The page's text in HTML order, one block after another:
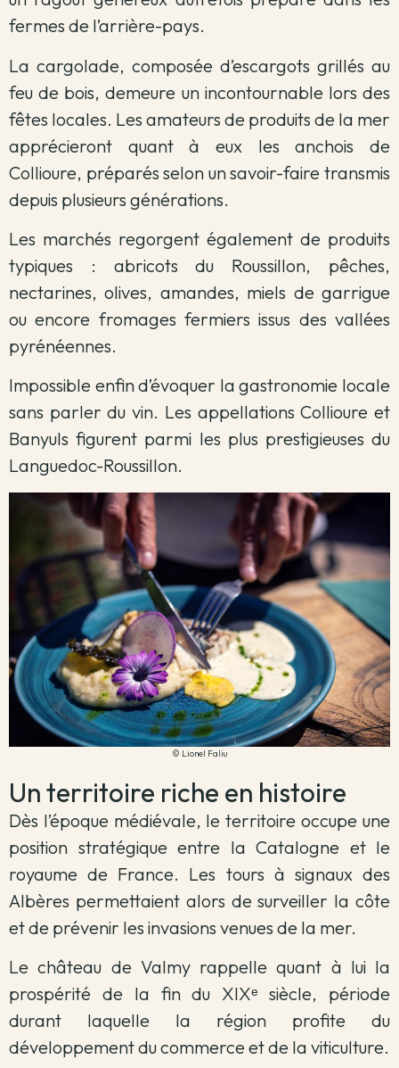
fermes de l’arrière-pays.
La cargolade, composée d’escargots grillés au
feu de bois, demeure un incontournable lors des
fêtes locales. Les amateurs de produits de la mer
apprécieront quant à eux les anchois de
Collioure, préparés selon un savoir-faire transmis
depuis plusieurs générations.
Les marchés regorgent également de produits
typiques : abricots du Roussillon, pêches,
nectarines, olives, amandes, miels de garrigue
ou encore fromages fermiers issus des vallées
pyrénéennes.
Impossible enfin d’évoquer la gastronomie locale
sans parler du vin. Les appellations Collioure et
Banyuls figurent parmi les plus prestigieuses du
Languedoc-Roussillon.
© Lionel Faliu
Un territoire riche en histoire
Dès l’époque médiévale, le territoire occupe une
position stratégique entre la Catalogne et le
royaume de France. Les tours à signaux des
Albères permettaient alors de surveiller la côte
et de prévenir les invasions venues de la mer.
Le château de Valmy rappelle quant à lui la
prospérité de la fin du XIXᵉ siècle, période
durant laquelle la région profite du
développement du commerce et de la viticulture.